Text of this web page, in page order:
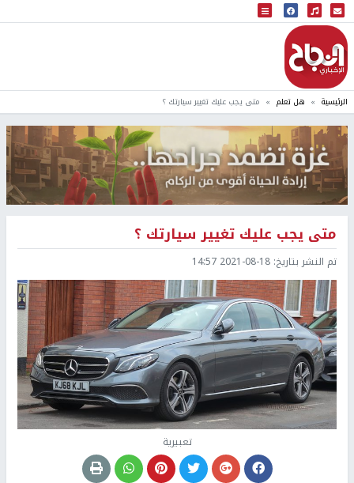
البث المباشر
إذاعة النجاح
الرئيسية هل تعلم متى يجب عليك تغيير سيارتك ؟
متى يجب عليك تغيير سيارتك ؟
تم النشر بتاريخ: 2021-08-18 14:57
تعبيرية